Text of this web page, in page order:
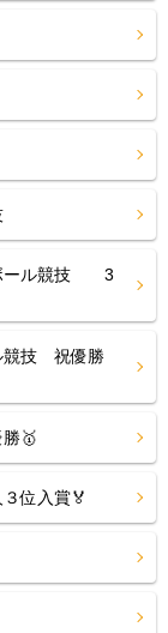
ール競技 3
競技 祝優勝
🥇
位入賞🏅